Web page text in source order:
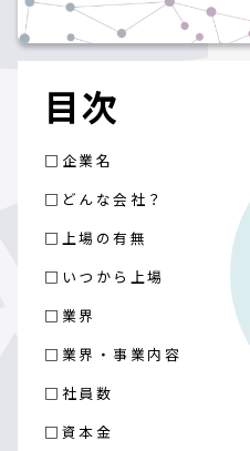
目次
□企業名
□どんな会社？
□上場の有無
□いつから上場
□業界
□業界・事業内容
□社員数
□資本金